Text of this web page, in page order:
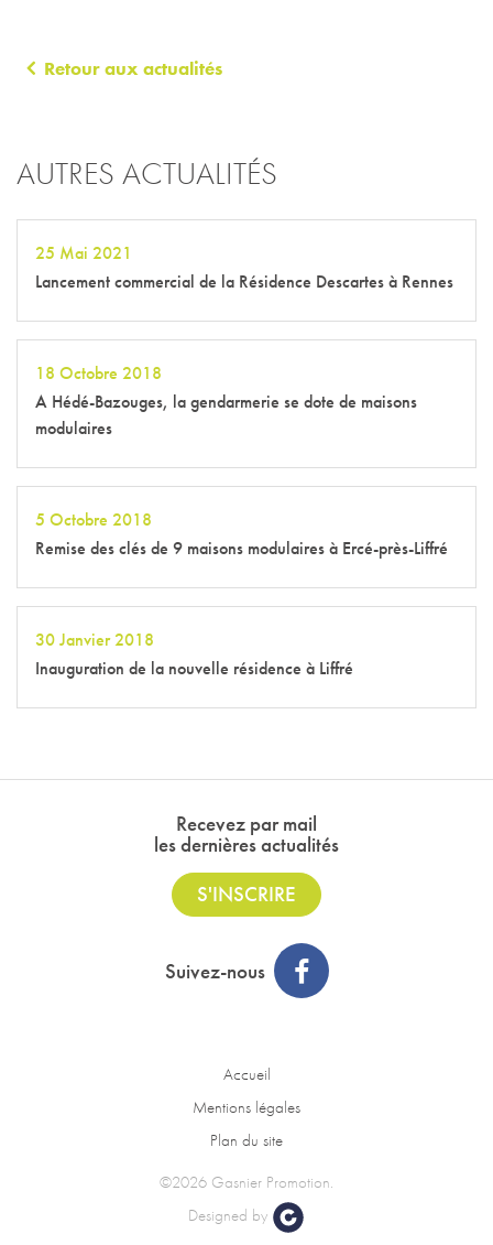
Retour aux actualités
AUTRES ACTUALITÉS
25 Mai 2021
Lancement commercial de la Résidence Descartes à Rennes
18 Octobre 2018
A Hédé-Bazouges, la gendarmerie se dote de maisons
modulaires
5 Octobre 2018
Remise des clés de 9 maisons modulaires à Ercé-près-Liffré
30 Janvier 2018
Inauguration de la nouvelle résidence à Liffré
Recevez par mail
les dernières actualités
S'INSCRIRE
Suivez-nous
Accueil
Mentions légales
Plan du site
©2026 Gasnier Promotion.
Designed by